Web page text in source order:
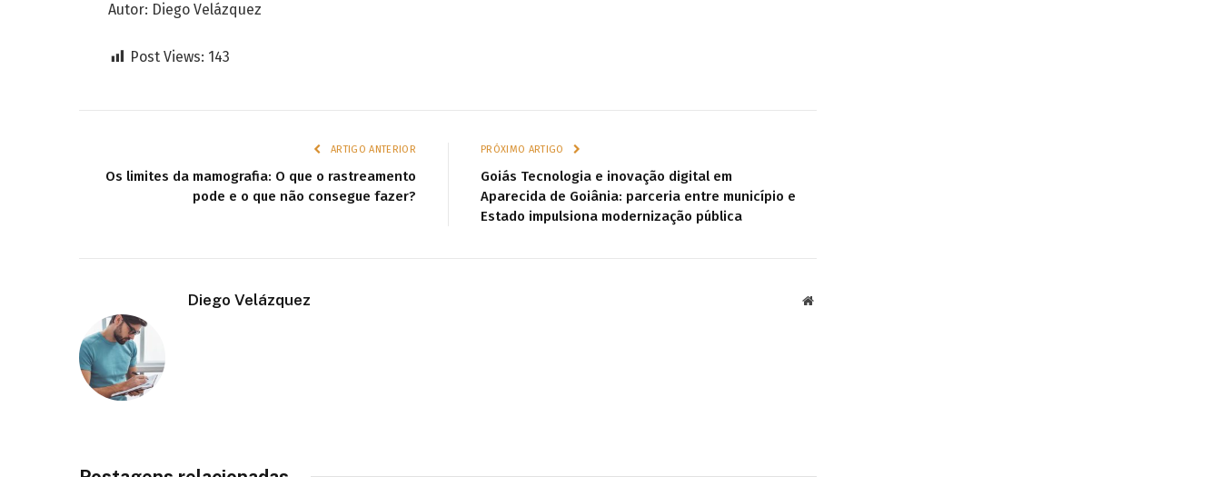
Autor: Diego Velázquez
Post Views: 143
ARTIGO ANTERIOR
Os limites da mamografia: O que o rastreamento
pode e o que não consegue fazer?
PRÓXIMO ARTIGO
Goiás Tecnologia e inovação digital em
Aparecida de Goiânia: parceria entre município e
Estado impulsiona modernização pública
Diego Velázquez Website